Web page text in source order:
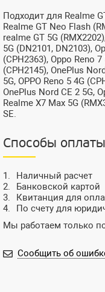
Подходит для Realme
Realme GT Neo Flash
realme GT 5G
5G (DN2101, DN2103),
(CPH2363), Oppo Reno 7
(CPH2145), OnePlus
5G, OPPO Reno 5 4G
OnePlus Nord CE 2 5G,
Realme X7 Max 5G
SE.
Способы оплаты
Наличный расчет
Банковской картой
Квитанция для
По счету для
Мы работаем только
Сообщить об